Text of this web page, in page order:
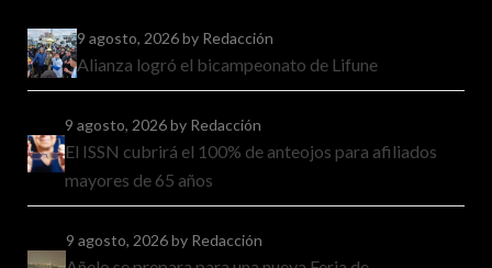
9 agosto, 2026by Redacción
Alianza logró el bicampeonato de Lifune
9 agosto, 2026by Redacción
El ISSN cubrirá el 100% de anteojos para afiliados
mayores de 65 años
9 agosto, 2026by Redacción